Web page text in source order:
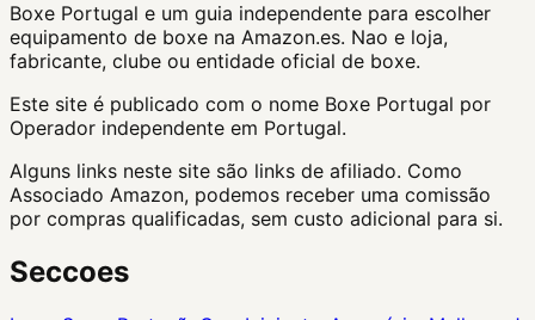
Boxe Portugal e um guia independente para escolher
equipamento de boxe na Amazon.es. Nao e loja,
fabricante, clube ou entidade oficial de boxe.
Este site é publicado com o nome Boxe Portugal por
Operador independente em Portugal.
Alguns links neste site são links de afiliado. Como
Associado Amazon, podemos receber uma comissão
por compras qualificadas, sem custo adicional para si.
Seccoes